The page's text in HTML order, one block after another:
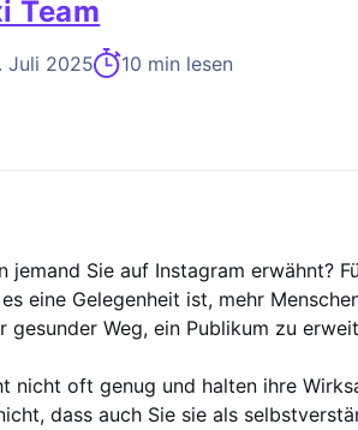
Team
Juli 2025 10 min lesen
Sie auf Instagram erwähnt?
eine Gelegenheit ist, mehr
gesunder Weg, ein Publikum zu
nicht oft genug und halten ihre
dass auch Sie sie als